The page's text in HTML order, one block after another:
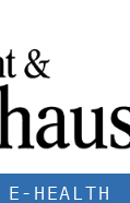
E-HEALTH